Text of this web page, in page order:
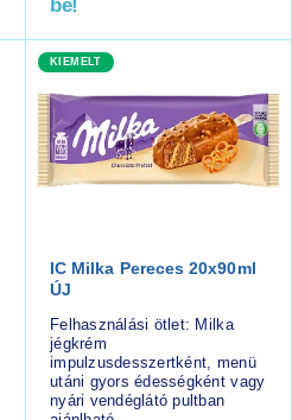
be!
KIEMELT
IC Milka Pereces 20x90ml
ÚJ
Felhasználási ötlet: Milka
jégkrém
impulzusdesszertként, menü
utáni gyors édességként vagy
nyári vendéglátó pultban